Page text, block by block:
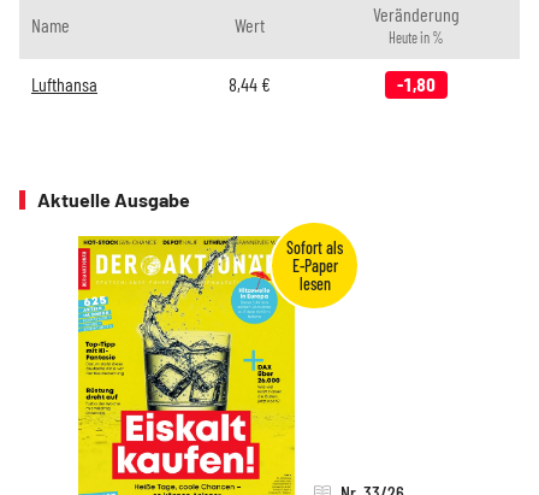
Name Wert Veränderung
Heute in %
Lufthansa 8,44 € -1,80
Aktuelle Ausgabe